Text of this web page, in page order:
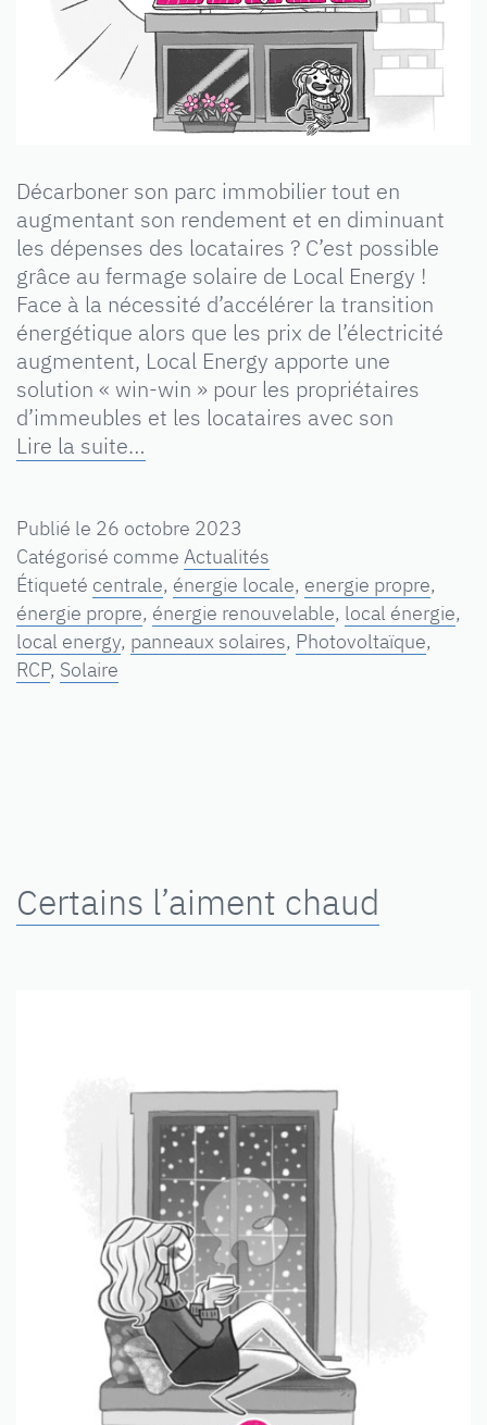
Décarboner son parc immobilier tout en
augmentant son rendement et en diminuant
les dépenses des locataires ? C’est possible
grâce au fermage solaire de Local Energy !
Face à la nécessité d’accélérer la transition
énergétique alors que les prix de l’électricité
augmentent, Local Energy apporte une
solution « win-win » pour les propriétaires
d’immeubles et les locataires avec son
Lire la suite…
Publié le 26 octobre 2023
Catégorisé comme Actualités
Étiqueté centrale, énergie locale, energie propre,
énergie propre, énergie renouvelable, local énergie,
local energy, panneaux solaires, Photovoltaïque,
RCP, Solaire
Certains l’aiment chaud